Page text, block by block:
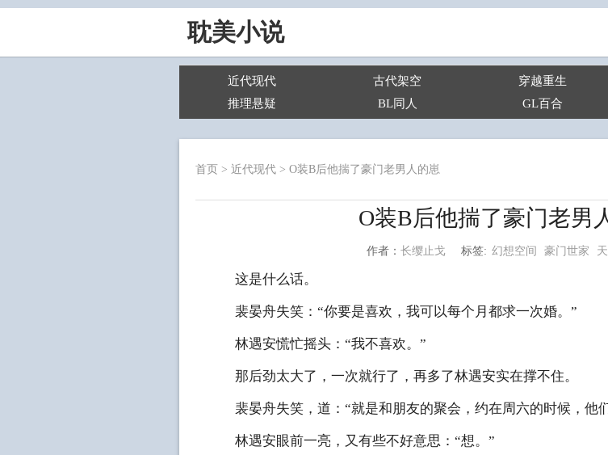
耽美小说
近代现代 古代架空 穿越重生
推理悬疑
BL同人 GL百合
首页 > 近代现代 > O装B后他揣了豪门老男人的崽
O装B后他揣了豪门老男
作者： 长缨止戈 标签: 幻想空间 豪门世家
这是什么话。
裴晏舟失笑：“你要是喜欢，我可以每个月都求一次婚。”
林遇安慌忙摇头：“我不喜欢。”
那后劲太大了，一次就行了，再多了林遇安实在撑不住。
裴晏舟失笑，道：“就是和朋友的聚会，约在周六的时候，他
林遇安眼前一亮，又有些不好意思：“想。”